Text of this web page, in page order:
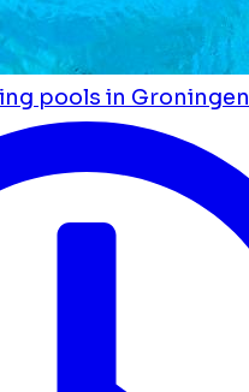
pools in Groningen